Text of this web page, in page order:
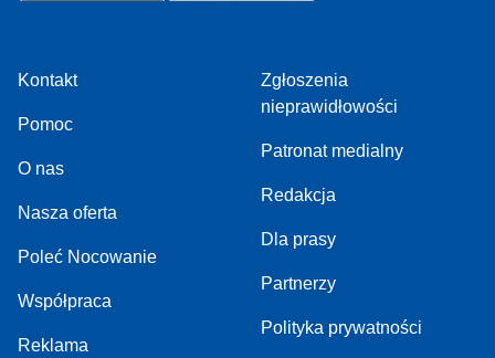
Kontakt
Pomoc
O nas
Nasza oferta
Poleć Nocowanie
Współpraca
Reklama
Zgłoszenia
nieprawidłowości
Patronat medialny
Redakcja
Dla prasy
Partnerzy
Polityka prywatności